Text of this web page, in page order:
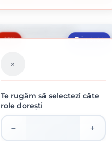
ÎN STOC
-16%
453 lei / buc
Te rugăm să selectezi câte
role dorești